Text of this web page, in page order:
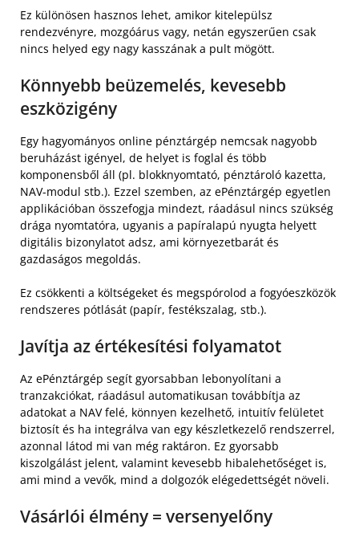
Ez különösen hasznos lehet, amikor kitelepülsz
rendezvényre, mozgóárus vagy, netán egyszerűen csak
nincs helyed egy nagy kasszának a pult mögött.
Könnyebb beüzemelés, kevesebb
eszközigény
Egy hagyományos online pénztárgép nemcsak nagyobb
beruházást igényel, de helyet is foglal és több
komponensből áll (pl. blokknyomtató, pénztároló kazetta,
NAV-modul stb.). Ezzel szemben, az ePénztárgép egyetlen
applikációban összefogja mindezt, ráadásul nincs szükség
drága nyomtatóra, ugyanis a papíralapú nyugta helyett
digitális bizonylatot adsz, ami környezetbarát és
gazdaságos megoldás.
Ez csökkenti a költségeket és megspórolod a fogyóeszközök
rendszeres pótlását (papír, festékszalag, stb.).
Javítja az értékesítési folyamatot
Az ePénztárgép segít gyorsabban lebonyolítani a
tranzakciókat, ráadásul automatikusan továbbítja az
adatokat a NAV felé, könnyen kezelhető, intuitív felületet
biztosít és ha integrálva van egy készletkezelő rendszerrel,
azonnal látod mi van még raktáron. Ez gyorsabb
kiszolgálást jelent, valamint kevesebb hibalehetőséget is,
ami mind a vevők, mind a dolgozók elégedettségét növeli.
Vásárlói élmény = versenyelőny